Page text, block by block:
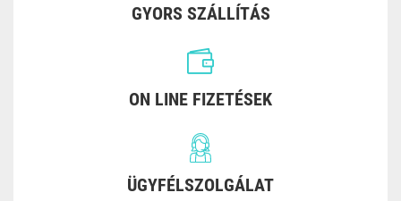
GYORS SZÁLLÍTÁS
ON LINE FIZETÉSEK
ÜGYFÉLSZOLGÁLAT